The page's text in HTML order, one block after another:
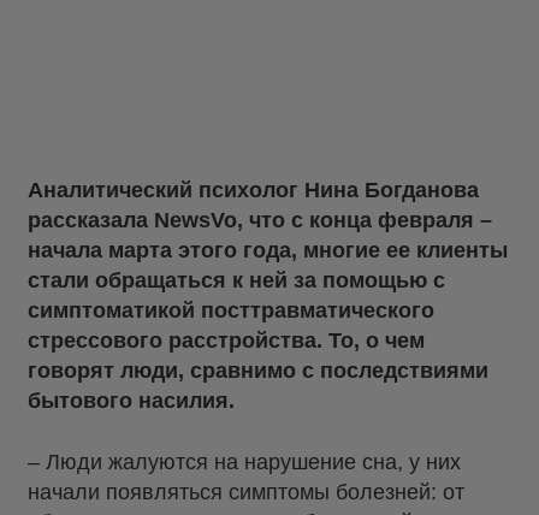
Аналитический психолог Нина Богданова
рассказала NewsVo, что с конца февраля –
начала марта этого года, многие ее клиенты
стали обращаться к ней за помощью с
симптоматикой посттравматического
стрессового расстройства. То, о чем
говорят люди, сравнимо с последствиями
бытового насилия.
– Люди жалуются на нарушение сна, у них
начали появляться симптомы болезней: от